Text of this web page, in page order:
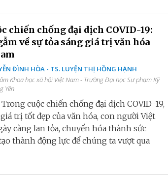
chiến chống đại dịch COVID-19:
về sự tỏa sáng giá trị văn hóa
ĐÌNH HÒA - TS. LUYỆN THỊ HỒNG HẠNH
Khoa học xã hội Việt Nam - Trường Đại học Sư phạm Kỹ
Yên
Trong cuộc chiến chống đại dịch COVID-19,
trị tốt đẹp của văn hóa, con người Việt
càng lan tỏa, chuyển hóa thành sức
thành động lực để chúng ta vượt qua